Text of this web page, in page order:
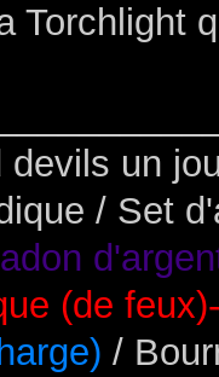
Torchlight
devils un
/ Set
(de
/